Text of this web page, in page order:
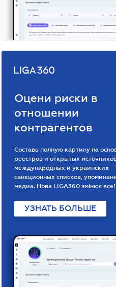
Оцени риски в
отношении
контрагентов
Составь полную картину на
реестров и открытых
международных и украинских
санкционных списков,
медиа. Нова LIGA360 змінює все!
УЗНАТЬ БОЛЬШЕ